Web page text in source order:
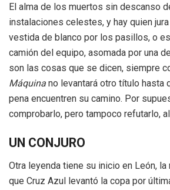
El alma de los muertos sin descanso
instalaciones celestes, y hay quien
vestida de blanco por los pasillos, o
camión del equipo, asomada por una
son las cosas que se dicen, siempre
Máquina no levantará otro título hasta
pena encuentren su camino. Por
comprobarlo, pero tampoco refutarlo,
UN CONJURO
Otra leyenda tiene su inicio en León,
que Cruz Azul levantó la copa por